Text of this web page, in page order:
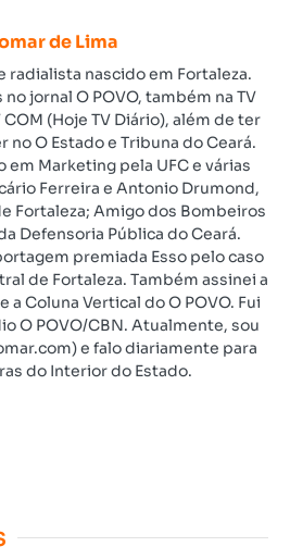
de Lima
radialista nascido em Fortaleza.
jornal O POVO, também na TV
COM (Hoje TV Diário), além de ter
O Estado e Tribuna do Ceará.
em Marketing pela UFC e várias
Ferreira e Antonio Drumond,
Fortaleza; Amigo dos Bombeiros
Defensoria Pública do Ceará.
premiada Esso pelo caso
de Fortaleza. Também assinei a
Coluna Vertical do O POVO. Fui
O POVO/CBN. Atualmente, sou
e falo diariamente para
do Interior do Estado.